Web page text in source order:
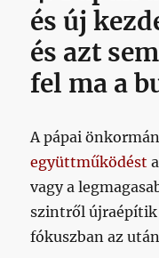
és új
és azt
fel ma a
A pápai
együttműködést
vagy a
szintről újraépítik
fókuszban az